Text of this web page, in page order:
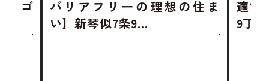
ロゴ
バリアフリーの理想の住ま
い】新琴似7条9…
適で
9丁